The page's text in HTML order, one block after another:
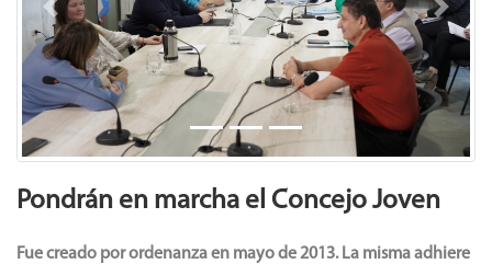
Previous Next
Pondrán en marcha el Concejo Joven
Fue creado por ordenanza en mayo de 2013. La misma adhiere